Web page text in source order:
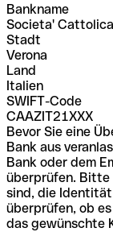
Bankname
Societa'
Stadt
Verona
Land
Italien
SWIFT-Code
CAAZIT21XXX
Bevor Sie eine
Bank aus
Bank oder dem
überprüfen. Bitte
sind, die
überprüfen, ob
das gewünschte